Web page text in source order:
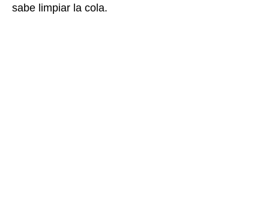
sabe limpiar la cola.